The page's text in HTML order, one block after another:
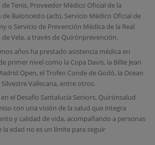
Tenis, Proveedor Médico Oficial de la
de Baloncesto (acb), Servicio Médico Oficial de
o Servicio de Prevención Médica de la Real
de Vela, a través de Quirónprevención.
años ha prestado asistencia médica en
primer nivel como la Copa Davis, la Billie Jean
Open, el Trofeo Conde de Godó, la Ocean
Silvestre Vallecana, entre otros.
el Desafío Santalucía Seniors, Quirónsalud
con una visión de la salud que integra
y calidad de vida, acompañando a personas
edad no es un límite para seguir